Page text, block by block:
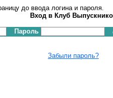
до ввода логина и пароля.
Вход в Клуб
Пароль
Забыли пароль?